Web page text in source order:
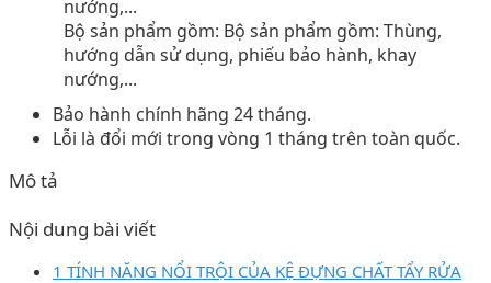
Bộ sản phẩm gồm: Bộ sản phẩm gồm: Thùng,
hướng dẫn sử dụng, phiếu bảo hành, khay
nướng,...
Bảo hành chính hãng 24 tháng.
Lỗi là đổi mới trong vòng 1 tháng trên toàn quốc.
Mô tả
Nội dung bài viết
1 TÍNH NĂNG NỔI TRỘI CỦA KỆ ĐỰNG CHẤT TẨY RỬA